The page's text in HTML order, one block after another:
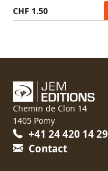
CHF 1.50
Chemin de Clon 14
1405 Pomy
+41 24 420 14 29
Contact